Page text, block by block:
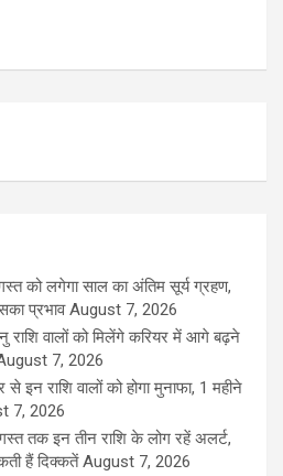
को लगेगा साल का अंतिम सूर्य ग्रहण,
प्रभाव August 7, 2026
वालों को मिलेंगे करियर में आगे बढ़ने
7, 2026
इन राशि वालों को होगा मुनाफा, 1 महीने
7, 2026
तक इन तीन राशि के लोग रहें अलर्ट,
हैं दिक्कतें August 7, 2026